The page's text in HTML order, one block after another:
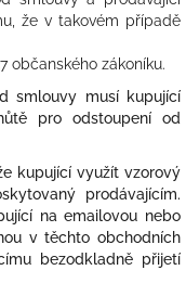
že v takovém případě
občanského zákoníku.
smlouvy musí kupující
pro odstoupení od
kupující využít vzorový
prodávajícím.
na emailovou nebo
v těchto obchodních
bezodkladně přijetí